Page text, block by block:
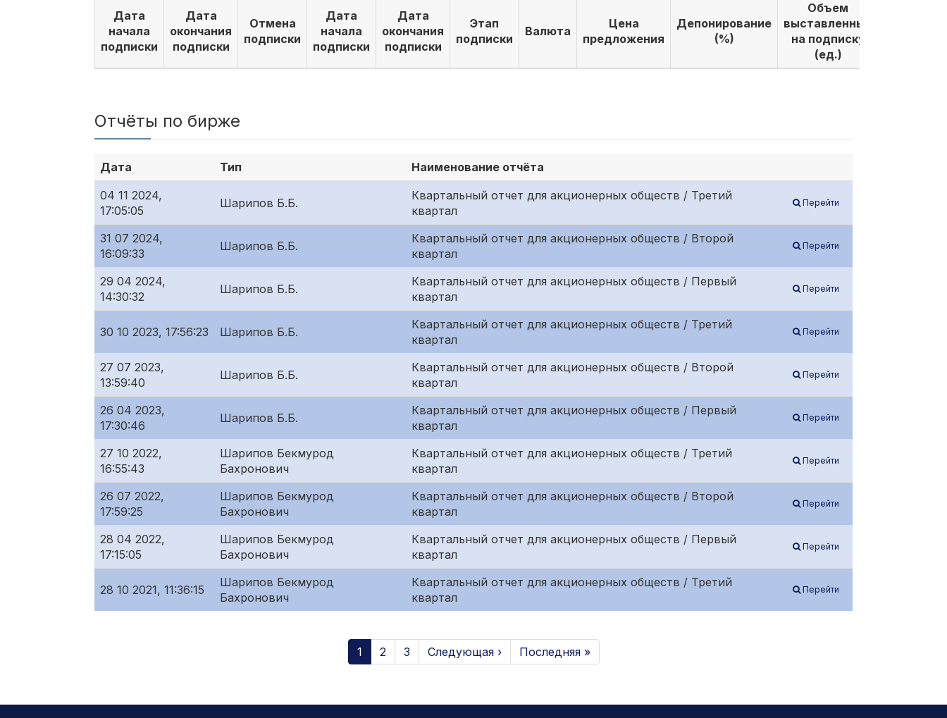
Дата
начала
подписки
Дата
окончания
подписки
Отмена
подписки
Дата
начала
подписки
Дата
окончания
подписки
Этап
подписки
Валюта
Цена
предложения
Депонирование
(%)
Объем
выставленных
на подписку
(ед.)
Отчёты по бирже
Дата Тип
Наименование отчёта
04 11 2024,
17:05:05
Шарипов Б.Б.
Квартальный отчет для акционерных обществ / Третий
квартал
Перейти
31 07 2024,
16:09:33
Шарипов Б.Б.
Квартальный отчет для акционерных обществ / Второй
квартал
Перейти
29 04 2024,
14:30:32
Шарипов Б.Б.
Квартальный отчет для акционерных обществ / Первый
квартал
Перейти
30 10 2023, 17:56:23 Шарипов Б.Б.
Квартальный отчет для акционерных обществ / Третий
квартал
Перейти
27 07 2023,
13:59:40
Шарипов Б.Б.
Квартальный отчет для акционерных обществ / Второй
квартал
Перейти
26 04 2023,
17:30:46
Шарипов Б.Б.
Квартальный отчет для акционерных обществ / Первый
квартал
Перейти
27 10 2022,
16:55:43
Шарипов Бекмурод
Бахронович
Квартальный отчет для акционерных обществ / Третий
квартал
Перейти
26 07 2022,
17:59:25
Шарипов Бекмурод
Бахронович
Квартальный отчет для акционерных обществ / Второй
квартал
Перейти
28 04 2022,
17:15:05
Шарипов Бекмурод
Бахронович
Квартальный отчет для акционерных обществ / Первый
квартал
Перейти
28 10 2021, 11:36:15
Шарипов Бекмурод
Бахронович
Квартальный отчет для акционерных обществ / Третий
квартал
Перейти
1 2 3 Следующая › Последняя »